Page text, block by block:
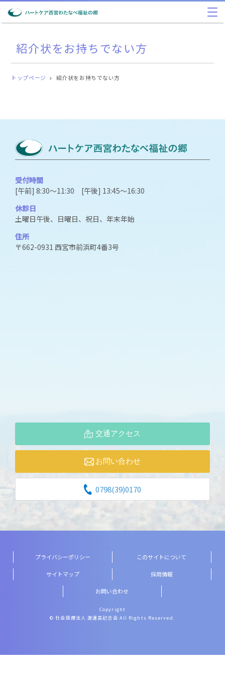
紹介状をお持ちでない方
トップページ 紹介状をお持ちでない方
受付時間
[午前] 8:30～11:30 [午後] 13:45～16:30
休診日
土曜日午後、日曜日、祝日、年末年始
住所
〒662-0931 西宮市前浜町4番3号
交通アクセス
お問い合わせ
0798(39)0170
プライバシーポリシー このサイトについて
サイトマップ 採用情報
お問い合わせ
Copyright
© 社会医療法人 渡邊高記念会 All Rights Reserved.